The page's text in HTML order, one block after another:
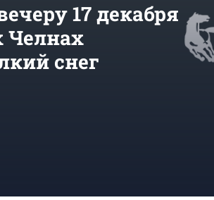
17 декабря
Челнах
снег